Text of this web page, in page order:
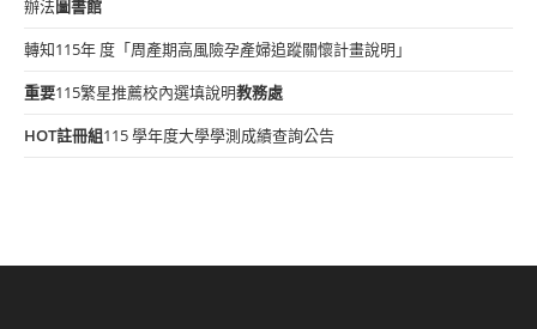
辦法圖書館
轉知115年 度「周產期高風險孕產婦追蹤關懷計畫說明」
重要115繁星推薦校內選填說明教務處
HOT註冊組115 學年度大學學測成績查詢公告